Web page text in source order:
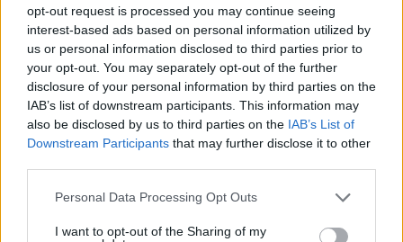
opt-out request is processed you may continue seeing
interest-based ads based on personal information utilized by
us or personal information disclosed to third parties prior to
your opt-out. You may separately opt-out of the further
disclosure of your personal information by third parties on the
IAB’s list of downstream participants. This information may
also be disclosed by us to third parties on the IAB’s List of
Downstream Participants that may further disclose it to other
Personal Data Processing Opt Outs
I want to opt-out of the Sharing of my